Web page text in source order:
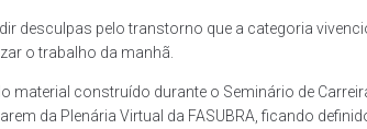
desculpas pelo transtorno que a categoria
o trabalho da manhã.
construído durante o Seminário de
da Plenária Virtual da FASUBRA, ficando